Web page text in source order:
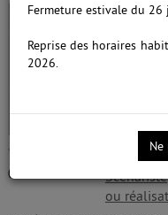
/5
0
Le
Eric.
scène
Vidéo
Scénariste
ou
Fermeture estivale du
Reprise des horaires
2026.